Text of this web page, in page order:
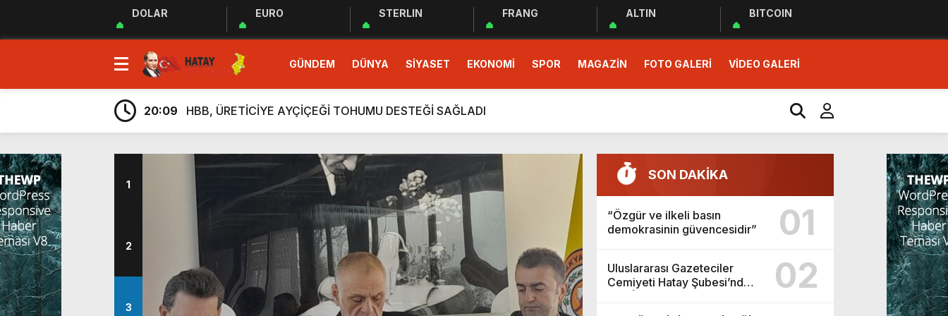
DOLAR EURO STERLIN FRANG ALTIN BITCOIN
GÜNDEM DÜNYA SİYASET EKONOMİ SPOR MAGAZİN FOTO GALERİ VİDEO GALERİ
23:35
MUHTARLAR AKADEMİSİ EĞİTİM PROGRAMI BAŞLADI
9:33
“Özgür ve ilkeli basın demokrasinin güvencesidir”
20:17
Uluslararası Gazeteciler Cemiyeti Hatay Şubesi’nden Ada İşitme Merkezi’ne Teşekkür Ziyareti
20:09
HBB, ÜRETİCİYE AYÇİÇEĞİ TOHUMU DESTEĞİ SAĞLADI
20:05
Güç Birliği” İlan Edildi!
6:38
Üretim, İstihdam ve Yatırım Taahhütleri Takipte
ARSUZ İLÇE SAĞLIK MÜDÜRLÜĞÜNDEN YÜKSEK RİSKLİ GEBEYE EV ZİYARETİ
Taziye Evi Projesi Tamamen Halkın Talebidir”
“Lezzetin ve Kültürün Lideri: Hatay
Hatay Depki Halk Oyunları Ekibi Türkiye Üçüncüsü Oldu
MUHTARLAR AKADEMİSİ EĞİTİM PROGRAMI BAŞLADI
9:33
“Özgür ve ilkeli basın demokrasinin güvencesidir”
1
2
3
SON DAKİKA
“Özgür ve ilkeli basın
demokrasinin güvencesidir”
01
Uluslararası Gazeteciler
Cemiyeti Hatay Şubesi’nden
02